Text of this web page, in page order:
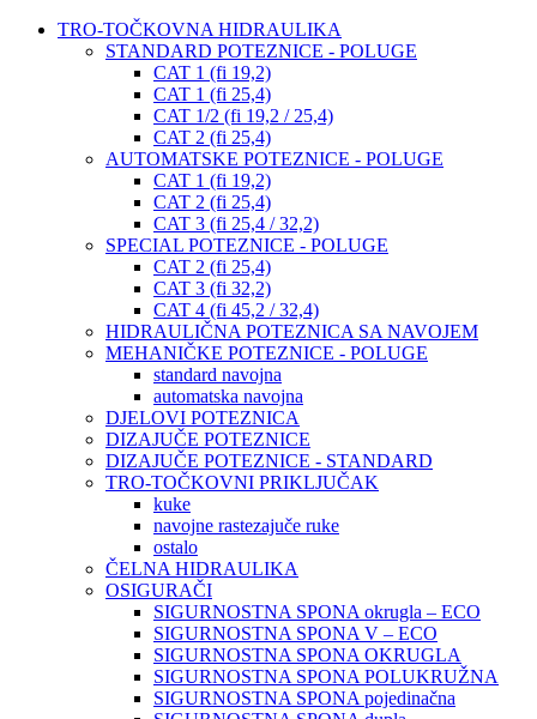
TRO-TOČKOVNA HIDRAULIKA
STANDARD POTEZNICE - POLUGE
CAT 1 (fi 19,2)
CAT 1 (fi 25,4)
CAT 1/2 (fi 19,2 / 25,4)
CAT 2 (fi 25,4)
AUTOMATSKE POTEZNICE - POLUGE
CAT 1 (fi 19,2)
CAT 2 (fi 25,4)
CAT 3 (fi 25,4 / 32,2)
SPECIAL POTEZNICE - POLUGE
CAT 2 (fi 25,4)
CAT 3 (fi 32,2)
CAT 4 (fi 45,2 / 32,4)
HIDRAULIČNA POTEZNICA SA NAVOJEM
MEHANIČKE POTEZNICE - POLUGE
standard navojna
automatska navojna
DJELOVI POTEZNICA
DIZAJUČE POTEZNICE
DIZAJUČE POTEZNICE - STANDARD
TRO-TOČKOVNI PRIKLJUČAK
kuke
navojne rastezajuče ruke
ostalo
ČELNA HIDRAULIKA
OSIGURAČI
SIGURNOSTNA SPONA okrugla – ECO
SIGURNOSTNA SPONA V – ECO
SIGURNOSTNA SPONA OKRUGLA
SIGURNOSTNA SPONA POLUKRUŽNA
SIGURNOSTNA SPONA pojedinačna